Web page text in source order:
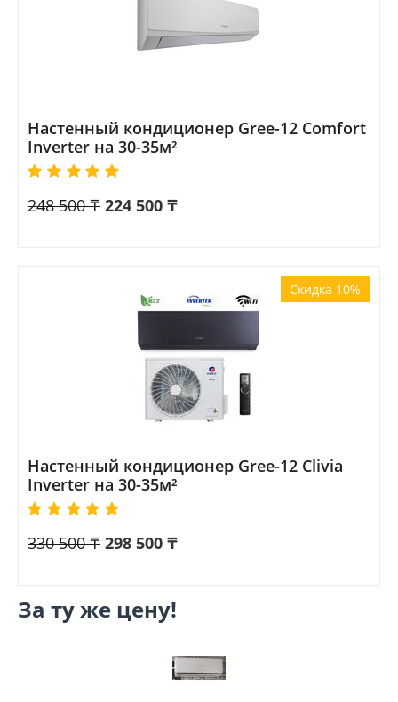
Настенный кондиционер Gree-12 Comfort
Inverter на 30-35м²
248 500 ₸ 224 500 ₸
Скидка 10%
Настенный кондиционер Gree-12 Clivia
Inverter на 30-35м²
330 500 ₸ 298 500 ₸
За ту же цену!